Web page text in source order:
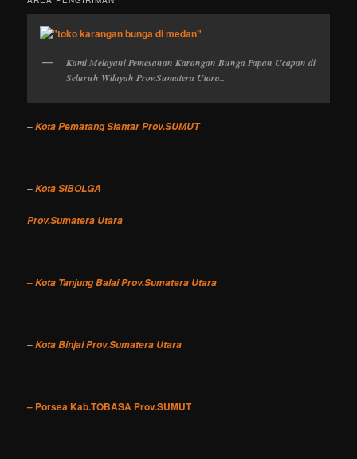
Kami Melayani Pemesanan Karangan Bunga Papan Ucapan di
Seluruh Wilayah Prov.Sumatera Utara..
–Kota Pematang Siantar Prov.SUMUT
–Kota SIBOLGA
Prov.Sumatera Utara
–Kota Tanjung Balai Prov.Sumatera Utara
–Kota Binjai Prov.Sumatera Utara
– Porsea Kab.TOBASA Prov.SUMUT